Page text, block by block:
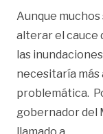
Aunque
alterar el cauce
las
necesitaría
problemática.
gobernador del